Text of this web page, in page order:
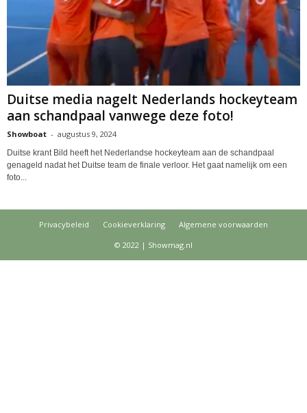
Duitse media nagelt Nederlands hockeyteam
aan schandpaal vanwege deze foto!
Showboat - augustus 9, 2024
Duitse krant Bild heeft het Nederlandse hockeyteam aan de schandpaal
genageld nadat het Duitse team de finale verloor. Het gaat namelijk om een
foto...
Privacybeleid Cookieverklaring
Algemene voorwaarden
© 2022 | Showmag.nl